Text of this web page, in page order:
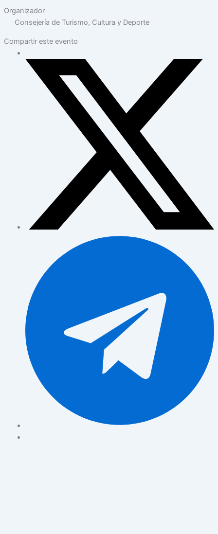
Organizador
Consejería de Turismo, Cultura y Deporte
Compartir este evento